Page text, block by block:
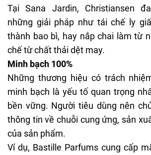
Tại Sana Jardin, Christiansen
những giải pháp như tái chế ly
thành bao bì, hay nắp chai làm từ
chế từ chất thải dệt may.
Minh bạch 100%
Những thương hiệu có trách
minh bạch là yếu tố quan trọng
bền vững. Người tiêu dùng nên
thông tin về chuỗi cung ứng, sản
của sản phẩm.
Ví dụ, Bastille Parfums cung cấp